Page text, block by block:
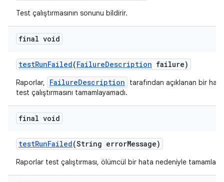
Test çalıştırmasının sonunu bildirir.
final void
testRunFailed(FailureDescription failure)
Raporlar, FailureDescription
tarafından açıklanan bir
test çalıştırmasını tamamlayamadı.
final void
testRunFailed(String errorMessage)
Raporlar test çalıştırması, ölümcül bir hata nedeniyle